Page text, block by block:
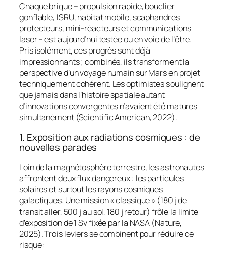
Chaque brique – propulsion rapide, bouclier
gonflable, ISRU, habitat mobile, scaphandres
protecteurs, mini-réacteurs et communications
laser – est aujourd’hui testée ou en voie de l’être.
Pris isolément, ces progrès sont déjà
impressionnants ; combinés, ils transforment la
perspective d’un voyage humain sur Mars en projet
techniquement cohérent. Les optimistes soulignent
que jamais dans l’histoire spatiale autant
d’innovations convergentes n’avaient été matures
simultanément (Scientific American, 2022).
1. Exposition aux radiations cosmiques : de
nouvelles parades
Loin de la magnétosphère terrestre, les astronautes
affrontent deux flux dangereux : les particules
solaires et surtout les rayons cosmiques
galactiques. Une mission « classique » (180 j de
transit aller, 500 j au sol, 180 j retour) frôle la limite
d’exposition de 1 Sv fixée par la NASA (Nature,
2025). Trois leviers se combinent pour réduire ce
risque :